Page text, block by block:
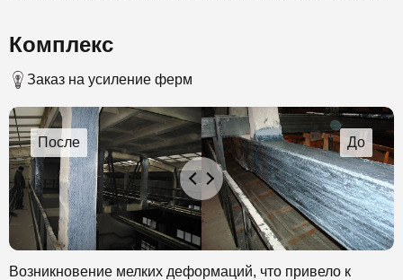
материал обладает стойкостью к коррозии и позволяет
таких работ. Выбранный метод также позволил
выполнить работы без прекращения эксплуатации
усиливаемого здания.
Комплекс
Заказ на усиление ферм
Возникновение мелких деформаций, что привело к